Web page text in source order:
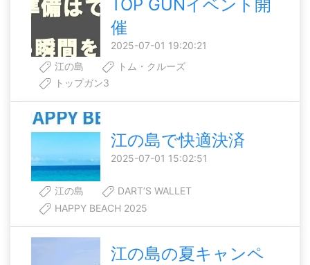
TOP GUNイベント開
催
2025-07-01 19:20:21
江の島
トム・クルーズ
トップガン3
江の島で快適決済
2025-07-01 15:02:51
江の島
DART’S WALLET
HAPPY BEACH 2025
江の島の夏キャンペ